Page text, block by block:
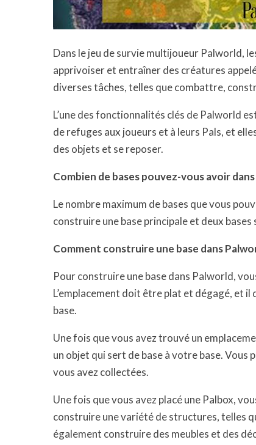
Dans le jeu de survie multijoueur Palworld,
apprivoiser et entraîner des créatures
diverses tâches, telles que combattre,
L’une des fonctionnalités clés de Palworld
de refuges aux joueurs et à leurs Pals, et
des objets et se reposer.
Combien de bases pouvez-vous avoir
Le nombre maximum de bases que vous
construire une base principale et deux bases
Comment construire une base dans
Pour construire une base dans Palworld,
L’emplacement doit être plat et dégagé, et
base.
Une fois que vous avez trouvé un
un objet qui sert de base à votre base.
vous avez collectées.
Une fois que vous avez placé une Palbox,
construire une variété de structures, telles
également construire des meubles et des